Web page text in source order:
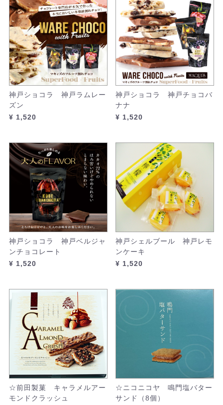
神戸ショコラ 神戸ラムレー
ズン
¥ 1,520
神戸ショコラ 神戸チョコバ
ナナ
¥ 1,520
神戸ショコラ 神戸ベルジャ
ンチョコレート
¥ 1,520
神戸シェルブール 神戸レモ
ンケーキ
¥ 1,520
☆前田製菓 キャラメルアー
モンドクラッシュ
☆ニコニコヤ 鳴門塩バター
サンド（8個）